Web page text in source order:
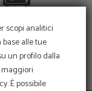
scopi analitici
alle tue
un profilo dalla
È possibile
Cassaforte